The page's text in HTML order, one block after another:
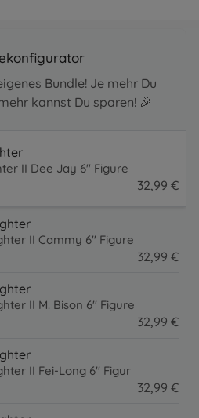
Bundle! Je mehr Du
kannst Du sparen! 🎉
II Dee Jay 6" Figure
32,99 €
II Cammy 6" Figure
32 99 €
II M. Bison 6" Figure
32,99 €
II Fei-Long 6" Figur
32 99 €